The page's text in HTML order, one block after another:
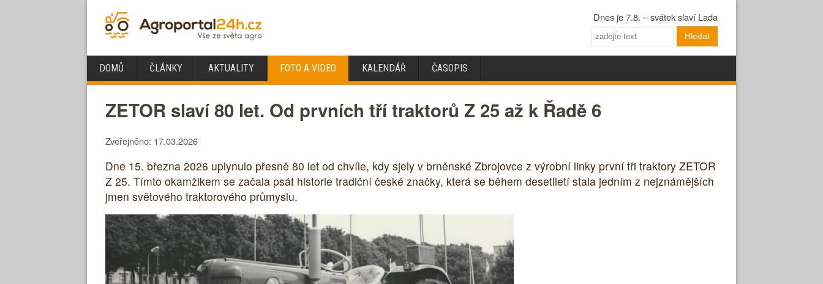
Dnes je 7.8. – svátek slaví Lada
Hledat
DOMŮ ČLÁNKY AKTUALITY FOTO A VIDEO KALENDÁŘ ČASOPIS
ZETOR slaví 80 let. Od prvních tří traktorů Z 25 až k Řadě 6
Zveřejněno: 17.03.2026
Dne 15. března 2026 uplynulo přesně 80 let od chvíle, kdy sjely v brněnské Zbrojovce z výrobní linky první tři traktory ZETOR
Z 25. Tímto okamžikem se začala psát historie tradiční české značky, která se během desetiletí stala jedním z nejznámějších
jmen světového traktorového průmyslu.